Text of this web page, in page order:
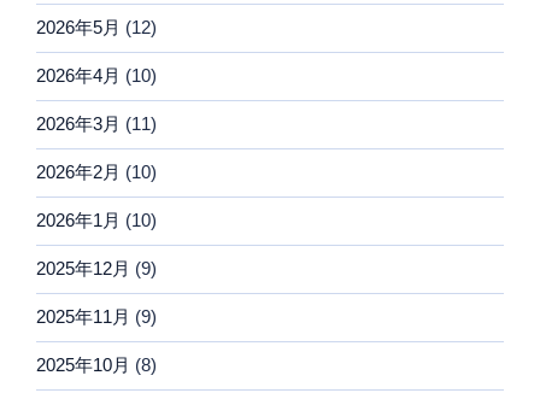
2026年5月 (12)
2026年4月 (10)
2026年3月 (11)
2026年2月 (10)
2026年1月 (10)
2025年12月 (9)
2025年11月 (9)
2025年10月 (8)